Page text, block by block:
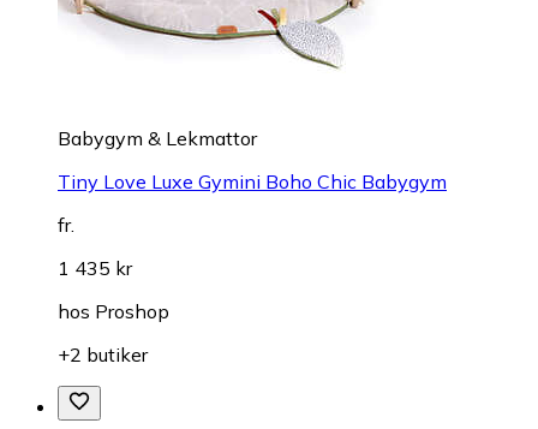
Babygym & Lekmattor
Tiny Love Luxe Gymini Boho Chic Babygym
fr.
1 435 kr
hos Proshop
+2 butiker